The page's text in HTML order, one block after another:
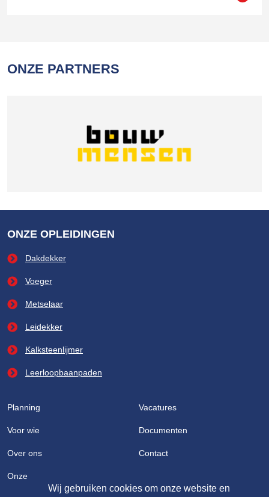
Wij gebruiken cookies om onze website en
ONZE PARTNERS
ONZE OPLEIDINGEN
Dakdekker
Voeger
Metselaar
Leidekker
Kalksteenlijmer
Leerloopbaanpaden
Planning
Voor wie
Over ons
Onze partners
Vacatures
Documenten
Contact